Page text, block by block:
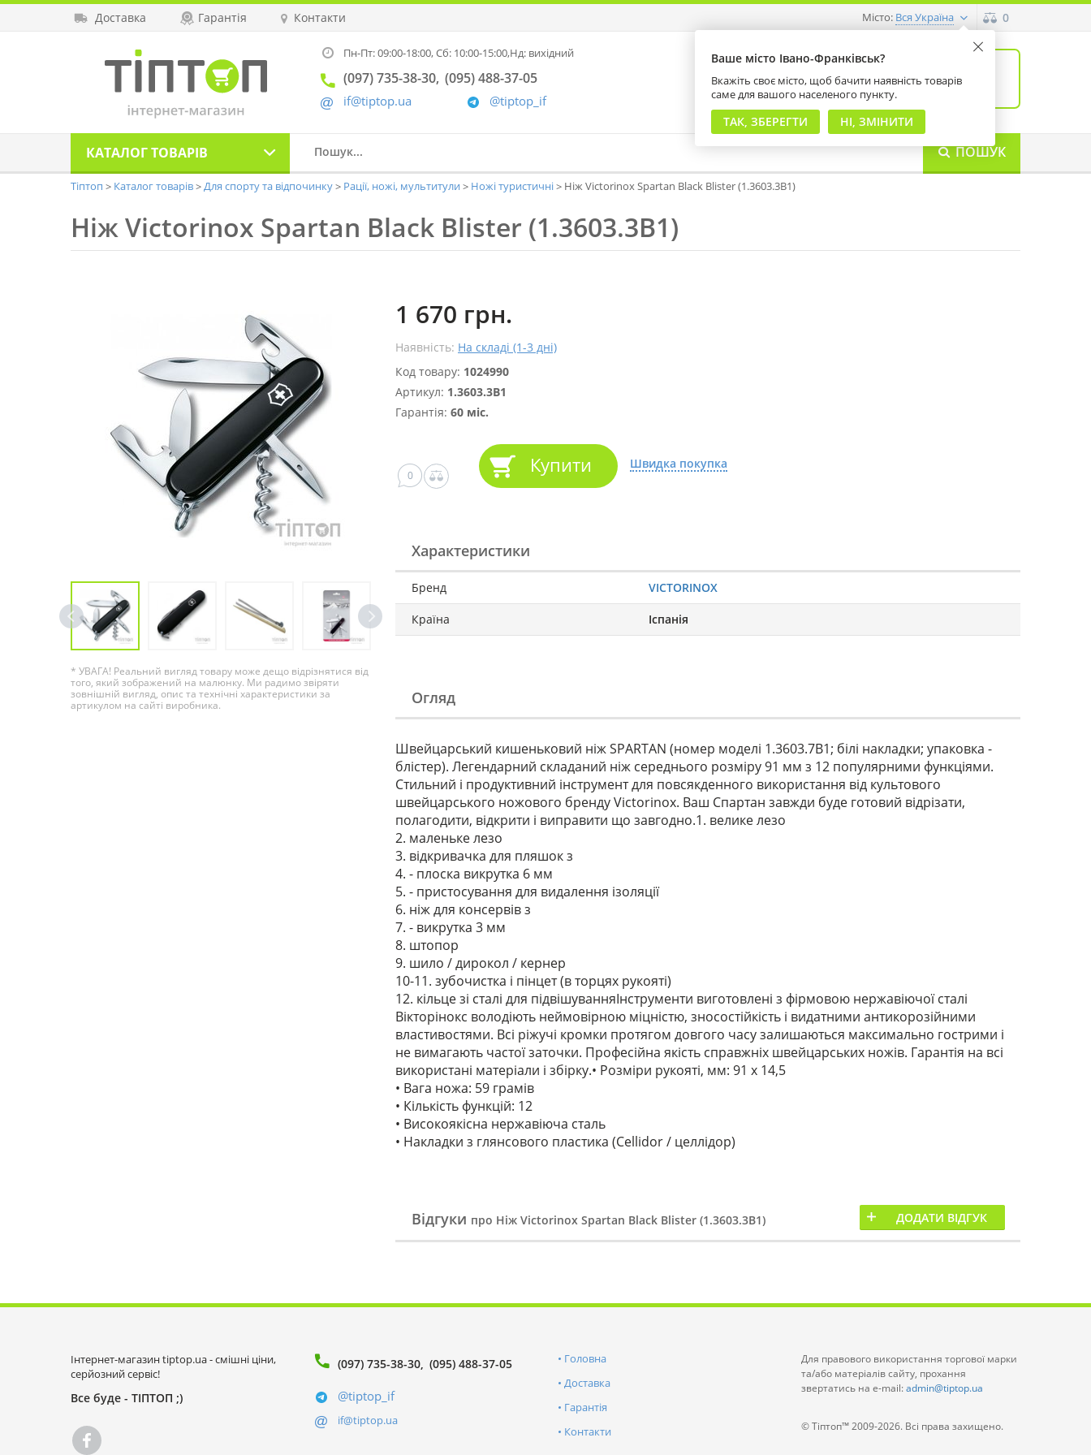
Доставка Гарантія Контакти
Ваше місто Івано-Франківськ?
Вкажіть своє місто, щоб бачити наявність товарів
саме для вашого населеного пункту.
ТАК, ЗБЕРЕГТИ НІ, ЗМІНИТИ
Місто: Вся Україна 0
Пн-Пт: 09:00-18:00,Сб: 10:00-15:00,Нд: вихідний
(097) 735-38-30 (095) 488-37-05
@tiptop_if
if@tiptop.ua
0
на суму 0 грн
КАТАЛОГТОВАРІВ ПОШУК
Тіптоп Каталог товарів Для спорту та відпочинку Рації, ножі, мультитули Ножі туристичні Ніж Victorinox Spartan Black Blister (1.3603.3B1)
Ніж Victorinox Spartan Black Blister (1.3603.3B1)
* УВАГА! Реальний вигляд товару може дещо відрізнятися від
того, який зображений на малюнку. Ми радимо звіряти
зовнішній вигляд, опис та технічні характеристики за
артикулом на сайті виробника.
1 670 грн.
Наявність: На складі (1-3 дні)
Код товару: 1024990
Артикул: 1.3603.3B1
Гарантія: 60 міс.
0 Купити Швидка покупка
Характеристики
Бренд VICTORINOX
Країна Іспанія
Огляд
Швейцарський кишеньковий ніж SPARTAN (номер моделі 1.3603.7B1; білі накладки; упаковка -
блістер). Легендарний складаний ніж середнього розміру 91 мм з 12 популярними функціями.
Стильний і продуктивний інструмент для повсякденного використання від культового
швейцарського ножового бренду Victorinox. Ваш Спартан завжди буде готовий відрізати,
полагодити, відкрити і виправити що завгодно.1. велике лезо
2. маленьке лезо
3. відкривачка для пляшок з
4. - плоска викрутка 6 мм
5. - пристосування для видалення ізоляції
6. ніж для консервів з
7. - викрутка 3 мм
8. штопор
9. шило / дирокол / кернер
10-11. зубочистка і пінцет (в торцях рукояті)
12. кільце зі сталі для підвішуванняІнструменти виготовлені з фірмовою нержавіючої сталі
Вікторінокс володіють неймовірною міцністю, зносостійкість і видатними антикорозійними
властивостями. Всі ріжучі кромки протягом довгого часу залишаються максимально гострими і
не вимагають частої заточки. Професійна якість справжніх швейцарських ножів. Гарантія на всі
використані матеріали і збірку.• Розміри рукояті, мм: 91 х 14,5
• Вага ножа: 59 грамів
• Кількість функцій: 12
• Високоякісна нержавіюча сталь
• Накладки з глянсового пластика (Cellidor / целлідор)
ДОДАТИ ВІДГУК
Відгуки про Ніж Victorinox Spartan Black Blister (1.3603.3B1)
Інтернет-магазин tiptop.ua - смішні ціни,
серйозний сервіс!
Все буде - ТІПТОП ;)
(097) 735-38-30 (095) 488-37-05
@tiptop_if
if@tiptop.ua
Головна
Доставка
Гарантія
Контакти
Для правового використання торгової марки
та/або матеріалів сайту, прохання
звертатись на e-mail:admin@tiptop.ua
© Тіптоп™ 2009-2026. Всі права захищено.